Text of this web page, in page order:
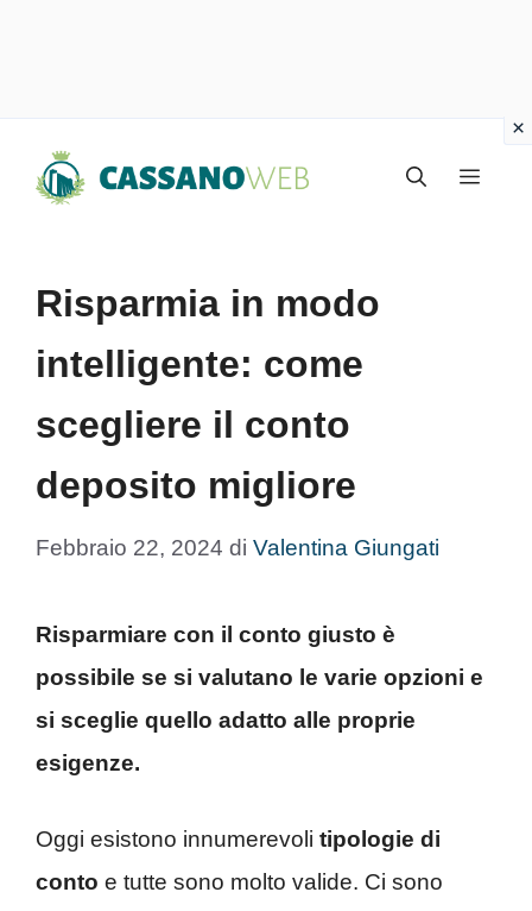
Menu
Risparmia in modo
intelligente: come
scegliere il conto
deposito migliore
Febbraio 22, 2024 di Valentina Giungati
Risparmiare con il conto giusto è
possibile se si valutano le varie opzioni e
si sceglie quello adatto alle proprie
esigenze.
Oggi esistono innumerevoli tipologie di
conto e tutte sono molto valide. Ci sono